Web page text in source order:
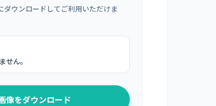
ダウンロードしてご利用いただけま
せん。
像をダウンロード